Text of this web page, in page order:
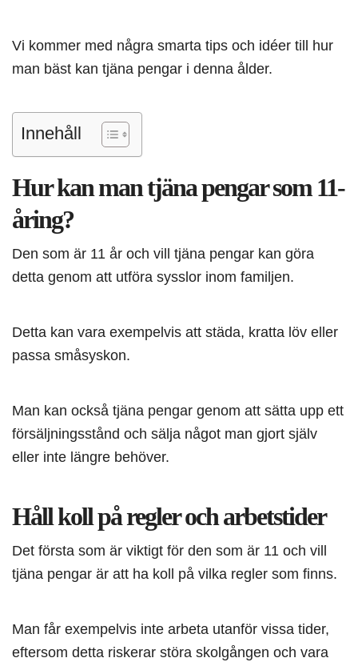
Vi kommer med några smarta tips och idéer till hur
man bäst kan tjäna pengar i denna ålder.
Innehåll
Hur kan man tjäna pengar som 11-
åring?
Den som är 11 år och vill tjäna pengar kan göra
detta genom att utföra sysslor inom familjen.
Detta kan vara exempelvis att städa, kratta löv eller
passa småsyskon.
Man kan också tjäna pengar genom att sätta upp ett
försäljningsstånd och sälja något man gjort själv
eller inte längre behöver.
Håll koll på regler och arbetstider
Det första som är viktigt för den som är 11 och vill
tjäna pengar är att ha koll på vilka regler som finns.
Man får exempelvis inte arbeta utanför vissa tider,
eftersom detta riskerar störa skolgången och vara